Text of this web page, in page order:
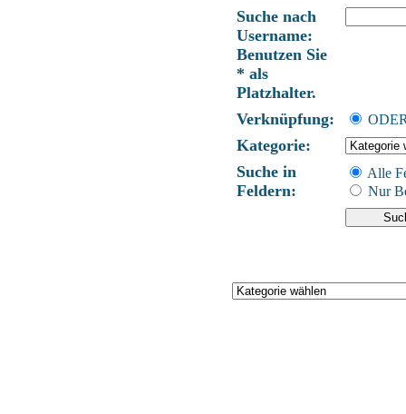
Suche nach
Username:
Benutzen Sie
* als
Platzhalter.
Verknüpfung:
Kategorie:
Suche in
Feldern:
Alle
Nur